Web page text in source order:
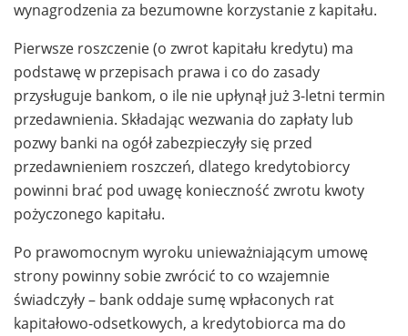
wynagrodzenia za bezumowne korzystanie z kapitału.
Pierwsze roszczenie (o zwrot kapitału kredytu) ma
podstawę w przepisach prawa i co do zasady
przysługuje bankom, o ile nie upłynął już 3-letni termin
przedawnienia. Składając wezwania do zapłaty lub
pozwy banki na ogół zabezpieczyły się przed
przedawnieniem roszczeń, dlatego kredytobiorcy
powinni brać pod uwagę konieczność zwrotu kwoty
pożyczonego kapitału.
Po prawomocnym wyroku unieważniającym umowę
strony powinny sobie zwrócić to co wzajemnie
świadczyły – bank oddaje sumę wpłaconych rat
kapitałowo-odsetkowych, a kredytobiorca ma do